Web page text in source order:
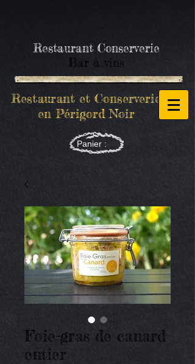
Restaurant Conserverie
Bar à vins
Restaurant et Conserverie
en Périgord Noir
Panier :
Foie-gras de canard
entier